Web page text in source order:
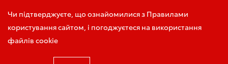
Чи підтверджуєте, що ознайомилися з Правилами
користування сайтом, і погоджуєтеся на використання
файлів cookie
Запис на тест-драйв